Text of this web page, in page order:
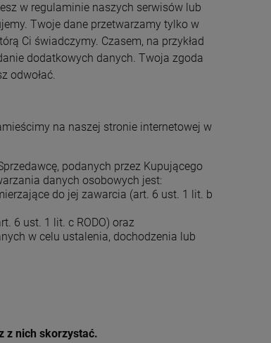
CZYSTY PIEC I KOMIN
wypal sadzę
w regulaminie naszych serwisów lub
Twoje dane przetwarzamy tylko w
Ci świadczymy. Czasem, na przykład
dodatkowych danych. Twoja zgoda
odwołać.
na naszej stronie internetowej w
podanych przez Kupującego
danych osobowych jest:
do jej zawarcia (art. 6 ust. 1 lit. b
6 ust. 1 lit. c RODO) oraz
w celu ustalenia, dochodzenia lub
z nich skorzystać.